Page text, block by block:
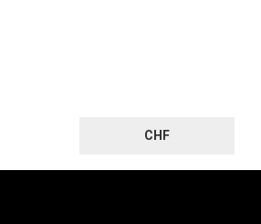
CHF